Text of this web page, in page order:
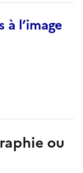
l’image
ou